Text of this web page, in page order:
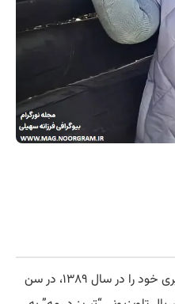
فرزانه سهیلی نخستین تجربهٔ تصویری خود را در سال ۱۳۸۹، در سن